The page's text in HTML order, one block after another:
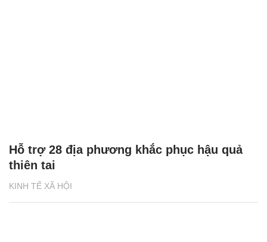
KINH TẾ XÃ HỘI
Hỗ trợ 28 địa phương khắc phục hậu quả
thiên tai